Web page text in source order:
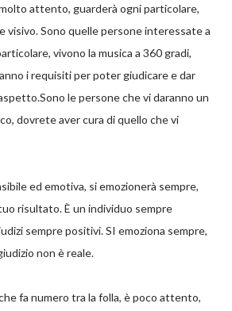
attento, guarderà ogni particolare,
visivo. Sono quelle persone interessate a
vivono la musica a 360 gradi,
i requisiti per poter giudicare e dar
le persone che vi daranno un
dovrete aver cura di quello che vi
ed emotiva, si emozionerà sempre,
risultato. È un individuo sempre
sempre positivi. SI emoziona sempre,
non è reale.
fa numero tra la folla, è poco attento,